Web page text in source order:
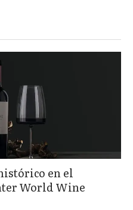
en el
World Wine